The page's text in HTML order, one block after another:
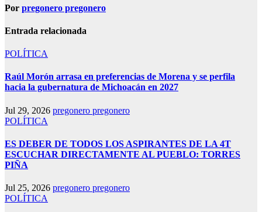
Por pregonero pregonero
Entrada relacionada
POLÍTICA
Raúl Morón arrasa en preferencias de Morena y se perfila
hacia la gubernatura de Michoacán en 2027
Jul 29, 2026 pregonero pregonero
POLÍTICA
ES DEBER DE TODOS LOS ASPIRANTES DE LA 4T
ESCUCHAR DIRECTAMENTE AL PUEBLO: TORRES
PIÑA
Jul 25, 2026 pregonero pregonero
POLÍTICA